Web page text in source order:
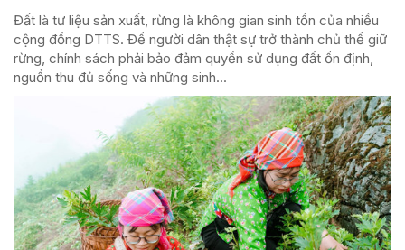
Đất là tư liệu sản xuất, rừng là không gian sinh tồn của nhiều
cộng đồng DTTS. Để người dân thật sự trở thành chủ thể giữ
rừng, chính sách phải bảo đảm quyền sử dụng đất ổn định,
nguồn thu đủ sống và những sinh...